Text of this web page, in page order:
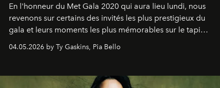
En l'honneur du Met Gala 2020 qui aura lieu lundi, nous
revenons sur certains des invités les plus prestigieux du
gala et leurs moments les plus mémorables sur le tapis
04.05.2026 by Ty Gaskins, Pia Bello